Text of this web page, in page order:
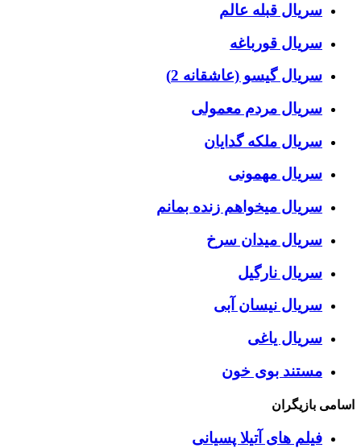
سریال قبله عالم
سریال قورباغه
سریال گیسو (عاشقانه 2)
سریال مردم معمولی
سریال ملکه گدایان
سریال مهمونی
سریال میخواهم زنده بمانم
سریال میدان سرخ
سریال نارگیل
سریال نیسان آبی
سریال یاغی
مستند بوی خون
اسامی بازیگران
فیلم های آتیلا پسیانی